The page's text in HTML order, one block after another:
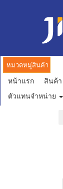
หมวดหมู่สินค้า
หน้าแรก สินค้า
ตัวแทนจำหน่าย